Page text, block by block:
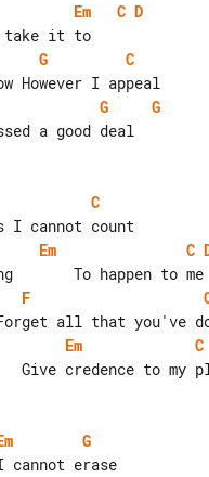
Em C D
G
C
G
G
C
Em C
F
Em C
G